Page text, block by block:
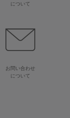
について
お問い合わせ
について